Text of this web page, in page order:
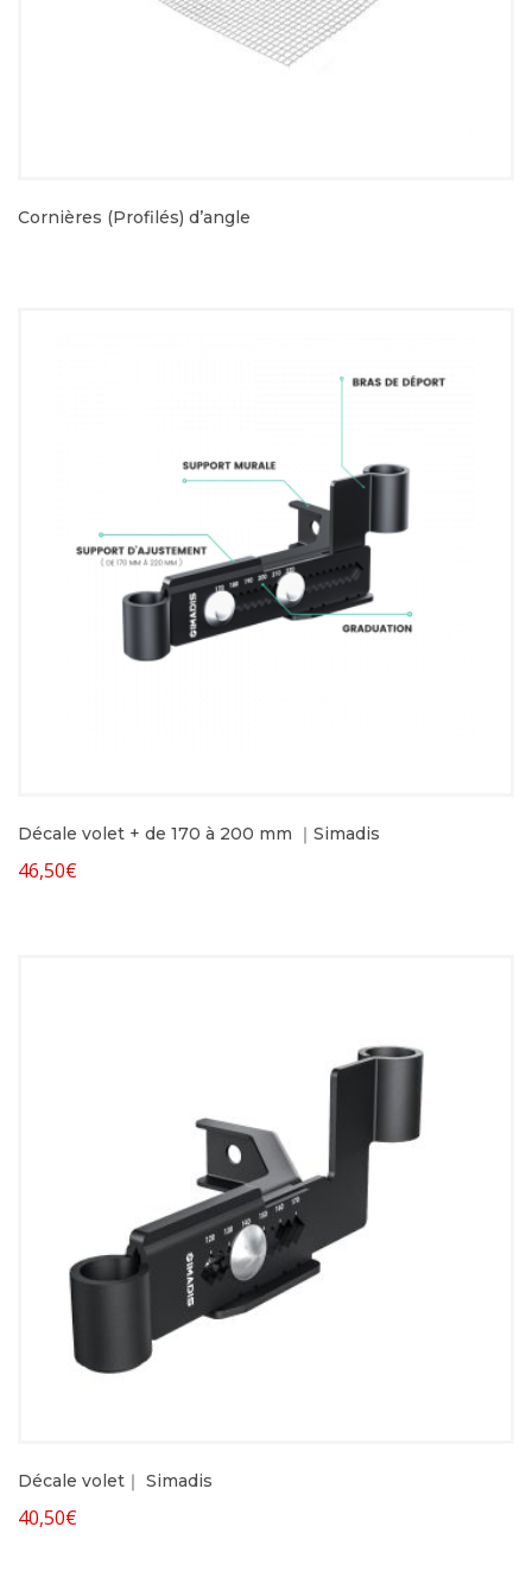
Cornières (Profilés) d’angle
Décale volet + de 170 à 200 mm ｜Simadis
46,50€
Décale volet｜ Simadis
40,50€